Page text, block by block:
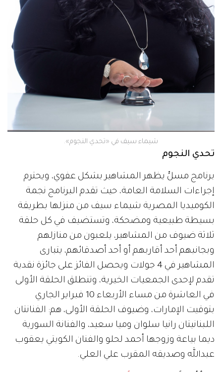
شيماء سيف في «تحدي النجوم».
تحدي النجوم
برنامج مسلٍّ يظهر المشاهير بشكل عفوي، ويحترم
إجراءات السلامة العامة، حيث تقدم البرنامج نجمة
الكوميديا المصرية شيماء سيف من منزلها بطريقة
بسيطة طبيعية ومضحكة، وتستضيف في كل حلقة
ثلاثة ضيوف من المشاهير، يلعبون من منازلهم
وبجانبهم أحد أقاربهم أو أحد أصدقائهم، يتبارى
المشاهير في 4 جولات ويحصل الفائز على جائزة نقدية
تقدم لإحدى الجمعيات الخيرية، وتنطلق الحلقة الأولى
في العاشرة من مساء الأربعاء 10 فبراير الجاري
بتوقيت الإمارات، وضيوف الحلقة الأولى، هم: الفنانتان
اللبنانيتان رانيا سلوان وميا سعيد، والفنانة السورية
ديما بياعة وزوجها أحمد لحلو والفنان الكويتي يعقوب
عبدالله وصديقه المقرب علي العلي.